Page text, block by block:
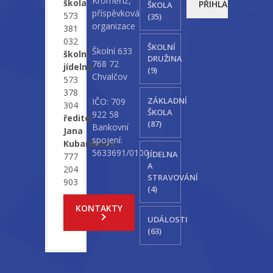
škola
573
381
032
školní
jídelna
573
378
304
ředitel
Jana
Kubaníková
777
204
903
KONTAKTY
příspěvková
organizace
Školní 633
768 72
Chvalčov
IČO: 709
922 58
Bankovní
spojení:
5633691/0100
ŠKOLA
(35)
ŠKOLNÍ
DRUŽINA
(9)
ZÁKLADNÍ
ŠKOLA
(87)
JÍDELNA
A
STRAVOVÁNÍ
(4)
UDÁLOSTI
(63)